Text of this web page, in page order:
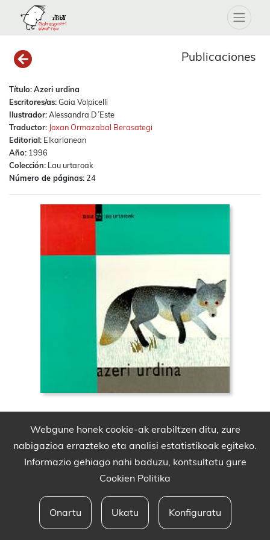
Publicaciones
Título:Azeri urdina
Escritores/as:Gaia Volpicelli
Ilustrador:Alessandra D´Este
Traductor: Joxan Ormazabal Berasategi
Editorial: Elkarlanean
Año: 1996
Colección: Lau urtaroak
Número de páginas: 24
Webgune honek cookie-ak erabiltzen ditu, zure
nabigazioa errazteko eta analisi estatistikoak egiteko.
Informazio gehiago nahi baduzu, kontsultatu gure
Cookien Politika
Onartu Ukatu Konfiguratu